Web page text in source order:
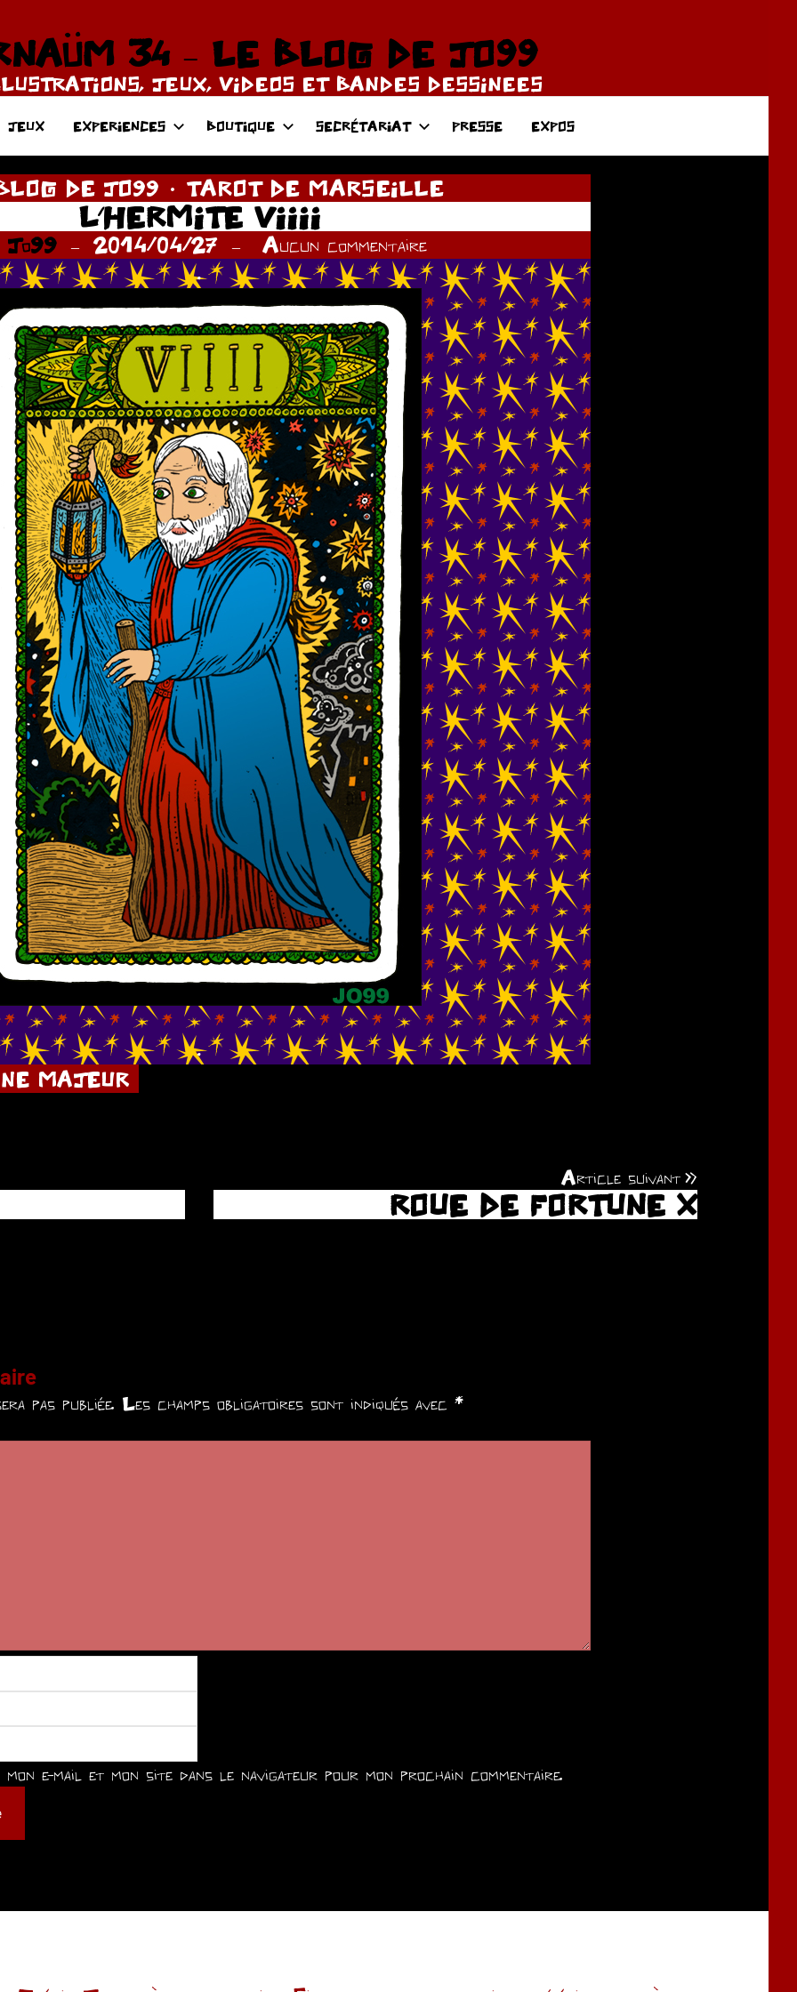
34 – LE BLOG DE JO99
JEUX, VIDEOS ET BANDES DESSINEES
JEUX EXPERIENCES BOUTIQUE SECRÉTARIAT PRESSE EXPOS
DE JO99 TAROT DE MARSEILLE
L’HERMITE VIIII
Jo99 2014/04/27 Aucun commentaire
.
.
MAJEUR
Article suivant
ROUE DE FORTUNE X
pas publiée. Les champs obligatoires sont indiqués avec *
e-mail et mon site dans le navigateur pour mon prochain commentaire.